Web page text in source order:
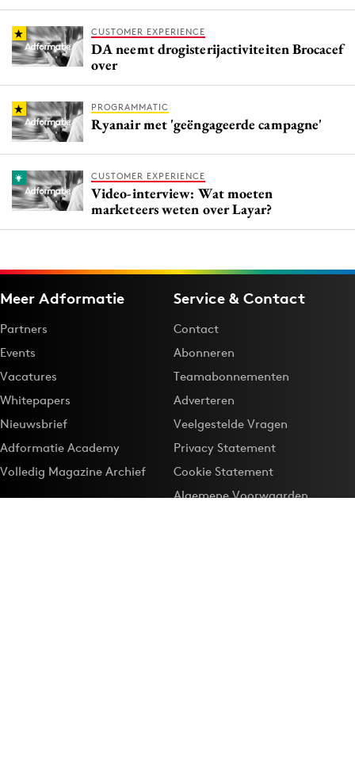
CUSTOMER EXPERIENCE
DA neemt drogisterijactiviteiten Brocacef
over
PROGRAMMATIC
Ryanair met 'geëngageerde campagne'
CUSTOMER EXPERIENCE
Video-interview: Wat moeten
marketeers weten over Layar?
Meer Adformatie
Partners
Events
Vacatures
Whitepapers
Nieuwsbrief
Adformatie Academy
Volledig Magazine Archief
Service & Contact
Contact
Abonneren
Teamabonnementen
Adverteren
Veelgestelde Vragen
Privacy Statement
Cookie Statement
Algemene Voorwaarden